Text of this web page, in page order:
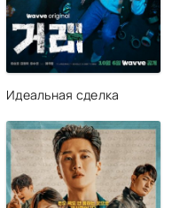
Идеальная сделка